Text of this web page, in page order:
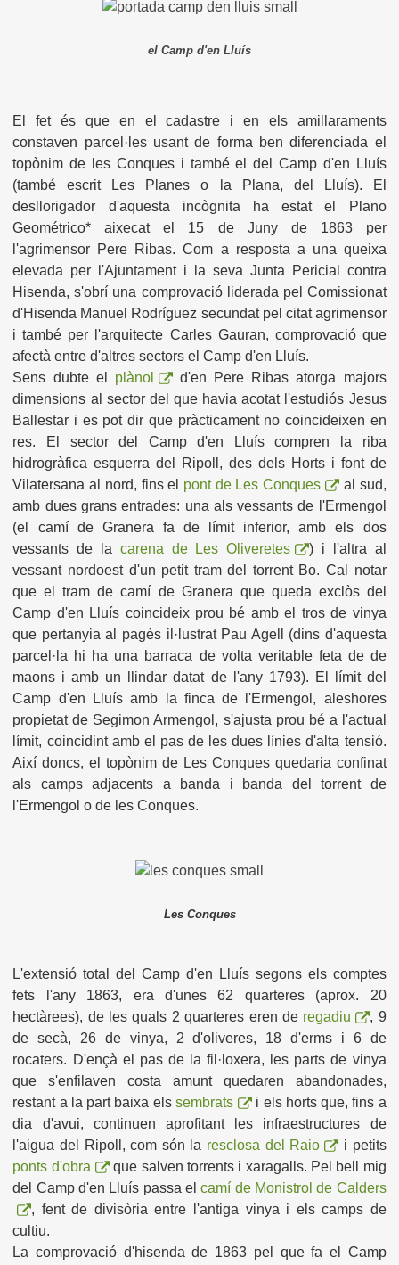
el Camp d'en Lluís
El fet és que en el cadastre i en els amillaraments
constaven parcel·les usant de forma ben diferenciada el
topònim de les Conques i també el del Camp d'en Lluís
(també escrit Les Planes o la Plana, del Lluís). El
desllorigador d'aquesta incògnita ha estat el Plano
Geométrico* aixecat el 15 de Juny de 1863 per
l'agrimensor Pere Ribas. Com a resposta a una queixa
elevada per l'Ajuntament i la seva Junta Pericial contra
Hisenda, s'obrí una comprovació liderada pel Comissionat
d'Hisenda Manuel Rodríguez secundat pel citat agrimensor
i també per l'arquitecte Carles Gauran, comprovació que
afectà entre d'altres sectors el Camp d'en Lluís.
Sens dubte el plànol
d'en Pere Ribas atorga majors
dimensions al sector del que havia acotat l'estudiós Jesus
Ballestar i es pot dir que pràcticament no coincideixen en
res. El sector del Camp d'en Lluís compren la riba
hidrogràfica esquerra del Ripoll, des dels Horts i font de
Vilatersana al nord, fins el pont de Les Conques
al sud,
amb dues grans entrades: una als vessants de l'Ermengol
(el camí de Granera fa de límit inferior, amb els dos
vessants de la carena de Les Oliveretes
) i l'altra al
vessant nordoest d'un petit tram del torrent Bo. Cal notar
que el tram de camí de Granera que queda exclòs del
Camp d'en Lluís coincideix prou bé amb el tros de vinya
que pertanyia al pagès il·lustrat Pau Agell (dins d'aquesta
parcel·la hi ha una barraca de volta veritable feta de de
maons i amb un llindar datat de l'any 1793). El límit del
Camp d'en Lluís amb la finca de l'Ermengol, aleshores
propietat de Segimon Armengol, s'ajusta prou bé a l'actual
límit, coincidint amb el pas de les dues línies d'alta tensió.
Així doncs, el topònim de Les Conques quedaria confinat
als camps adjacents a banda i banda del torrent de
l'Ermengol o de les Conques.
Les Conques
L'extensió total del Camp d'en Lluís segons els comptes
fets l'any 1863, era d'unes 62 quarteres (aprox. 20
hectàrees), de les quals 2 quarteres eren de regadiu
, 9
de secà, 26 de vinya, 2 d'oliveres, 18 d'erms i 6 de
rocaters. D'ençà el pas de la fil·loxera, les parts de vinya
que s'enfilaven costa amunt quedaren abandonades,
restant a la part baixa els sembrats
i els horts que, fins a
dia d'avui, continuen aprofitant les infraestructures de
l'aigua del Ripoll, com són la resclosa del Raio
i petits
ponts d'obra
que salven torrents i xaragalls. Pel bell mig
del Camp d'en Lluís passa elcamí de Monistrol de Calders
, fent de divisòria entre l'antiga vinya i els camps de
cultiu.
La comprovació d'hisenda de 1863 pel que fa el Camp